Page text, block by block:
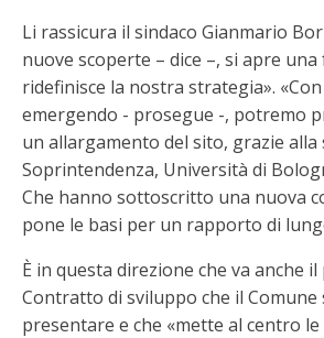
Li rassicura il sindaco Gianmario
nuove scoperte – dice –, si apre una
ridefinisce la nostra strategia».
emergendo - prosegue -, potremo
un allargamento del sito, grazie
Soprintendenza, Università di
Che hanno sottoscritto una nuova
pone le basi per un rapporto di
È in questa direzione che va anche
Contratto di sviluppo che il Comune
presentare e che «mette al centro